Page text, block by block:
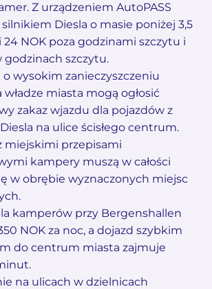
Z urządzeniem AutoPASS
Diesla o masie poniżej 3,5
24 NOK poza godzinami szczytu i
godzinach szczytu.
wysokim zanieczyszczeniu
miasta mogą ogłosić
zakaz wjazdu dla pojazdów z
na ulice ścisłego centrum.
miejskimi przepisami
kampery muszą w całości
w obrębie wyznaczonych miejsc
kamperów przy Bergenshallen
NOK za noc, a dojazd szybkim
do centrum miasta zajmuje
na ulicach w dzielnicach